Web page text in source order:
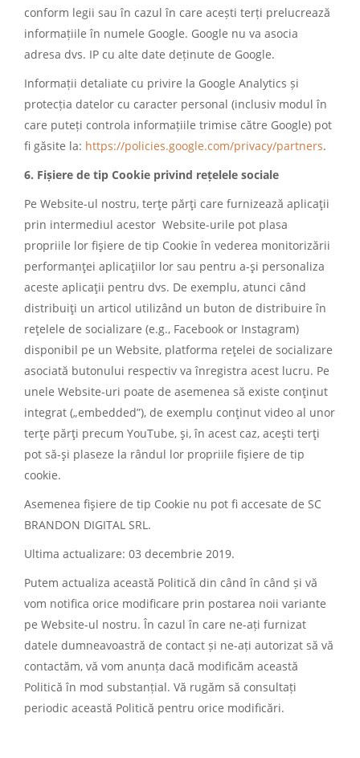
conform legii sau în cazul în care acești terți prelucrează
informațiile în numele Google. Google nu va asocia
adresa dvs. IP cu alte date deținute de Google.
Informații detaliate cu privire la Google Analytics și
protecția datelor cu caracter personal (inclusiv modul în
care puteți controla informațiile trimise către Google) pot
fi găsite la: https://policies.google.com/privacy/partners.
6. Fișiere de tip Cookie privind rețelele sociale
Pe Website-ul nostru, terţe părţi care furnizează aplicaţii
prin intermediul acestor Website-urile pot plasa
propriile lor fişiere de tip Cookie în vederea monitorizării
performanţei aplicaţiilor lor sau pentru a-şi personaliza
aceste aplicaţii pentru dvs. De exemplu, atunci când
distribuiţi un articol utilizând un buton de distribuire în
reţelele de socializare (e.g., Facebook or Instagram)
disponibil pe un Website, platforma reţelei de socializare
asociată butonului respectiv va înregistra acest lucru. Pe
unele Website-uri poate de asemenea să existe conţinut
integrat („embedded”), de exemplu conţinut video al unor
terţe părţi precum YouTube, şi, în acest caz, aceşti terţi
pot să-şi plaseze la rândul lor propriile fişiere de tip
cookie.
Asemenea fişiere de tip Cookie nu pot fi accesate de SC
BRANDON DIGITAL SRL.
Ultima actualizare: 03 decembrie 2019.
Putem actualiza această Politică din când în când și vă
vom notifica orice modificare prin postarea noii variante
pe Website-ul nostru. În cazul în care ne-ați furnizat
datele dumneavoastră de contact și ne-ați autorizat să vă
contactăm, vă vom anunța dacă modificăm această
Politică în mod substanțial. Vă rugăm să consultați
periodic această Politică pentru orice modificări.